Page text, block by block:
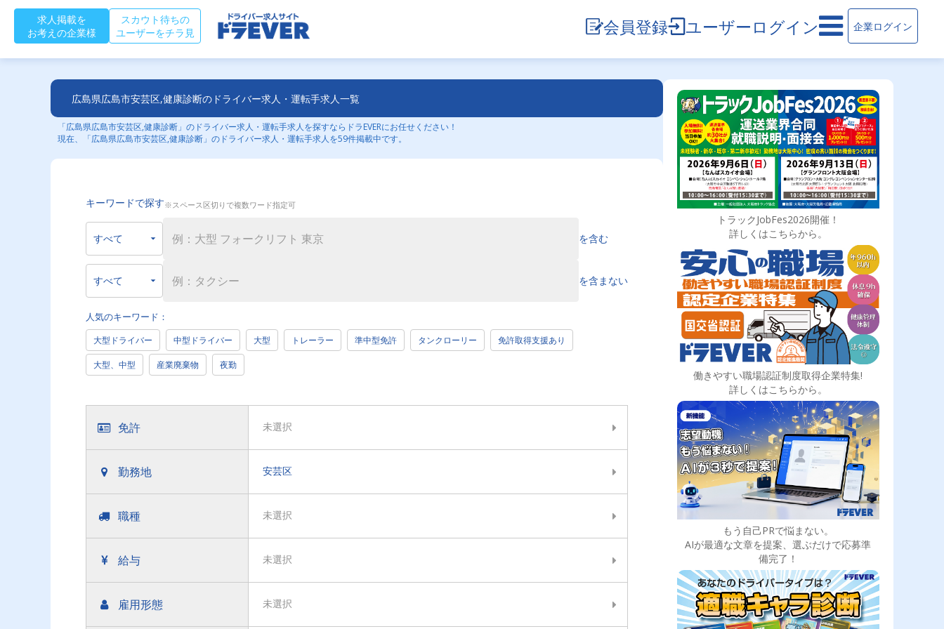
求人掲載を
お考えの企業様
スカウト待ちの
ユーザーをチラ見
会員登録 ユーザーログイン 企業ログイン
広島県広島市安芸区,健康診断のドライバー求人・運転手求人一覧
「広島県広島市安芸区,健康診断」のドライバー求人・運転手求人を探すならドラEVERにお任せください！
現在、「広島県広島市安芸区,健康診断」のドライバー求人・運転手求人を59件掲載中です。
キーワードで探す※スペース区切りで複数ワード指定可
を含む
を含まない
人気のキーワード：
大型ドライバー 中型ドライバー 大型 トレーラー 準中型免許 タンクローリー 免許取得支援あり
大型、中型 産業廃棄物 夜勤
免許 未選択
勤務地 安芸区
職種 未選択
給与 未選択
雇用形態 未選択
トラックJobFes2026開催！
詳しくはこちらから。
働きやすい職場認証制度取得企業特集!
詳しくはこちらから。
もう自己PRで悩まない。
AIが最適な文章を提案、選ぶだけで応募準
備完了！